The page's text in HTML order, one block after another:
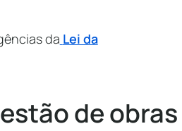
da Lei da
de obras